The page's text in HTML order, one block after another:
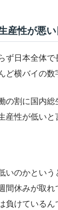
産性が悪い
ず日本全体
ど横バイの数
の割に国内
産性が低いと
いのかとい
間休みが取
けているん